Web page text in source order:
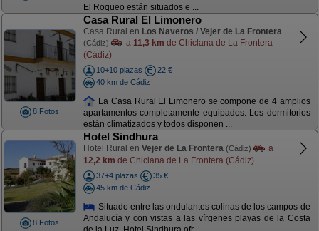
El Roqueo están situados e ...
8 Fotos
Casa Rural El Limonero
Casa Rural en Los Naveros / Vejer de La Frontera
(Cádiz) a 11,3 km de Chiclana de La Frontera
(Cádiz)
10+10 plazas
22 €
40 km de Cádiz
La Casa Rural El Limonero se compone de 4 amplios
apartamentos completamente equipados. Los dormitorios
están climatizados y todos disponen ...
8 Fotos
Hotel Sindhura
Hotel Rural en Vejer de La Frontera (Cádiz)
a
12,2 km de Chiclana de La Frontera (Cádiz)
37+4 plazas
35 €
45 km de Cádiz
Situado entre las ondulantes colinas de los campos de
Andalucía y con vistas a las vírgenes playas de la Costa